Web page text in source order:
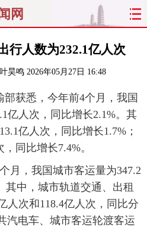
网
太原 山西
文明 出行
综合 专题
政务 教育
最太原 网罗民生
热评
行人数为232.1亿人次
昊鸣 2026年05月27日 16:48
获悉，今年前4个月，我国
亿人次，同比增长2.1%。其
亿人次，同比增长1.7%；
同比增长7.4%。
，我国城市客运量为347.2
其中，城市轨道交通、出租
人次和118.4亿人次，同比分
汽电车、城市客运轮渡客运